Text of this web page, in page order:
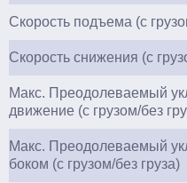
Скорость подъема (с
Скорость снижения (с
Макс. Преодолеваемый
движение (с грузом/без
Макс. Преодолеваемый
боком (с грузом/без груза)